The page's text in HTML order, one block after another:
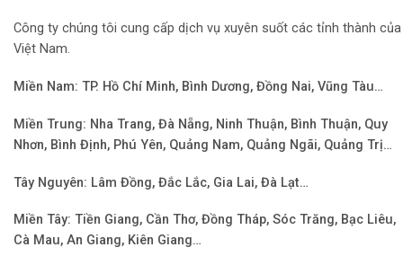
Công ty chúng tôi cung cấp dịch vụ xuyên suốt các tỉnh thành của
Việt Nam.
Miền Nam: TP. Hồ Chí Minh, Bình Dương, Đồng Nai, Vũng Tàu…
Miền Trung: Nha Trang, Đà Nẵng, Ninh Thuận, Bình Thuận, Quy
Nhơn, Bình Định, Phú Yên, Quảng Nam, Quảng Ngãi, Quảng Trị…
Tây Nguyên: Lâm Đồng, Đắc Lắc, Gia Lai, Đà Lạt…
Miền Tây: Tiền Giang, Cần Thơ, Đồng Tháp, Sóc Trăng, Bạc Liêu,
Cà Mau, An Giang, Kiên Giang…